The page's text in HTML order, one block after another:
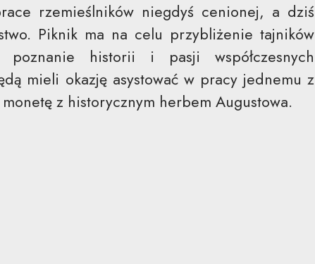
rzemieślników niegdyś cenionej, a dziś
Piknik ma na celu przybliżenie tajników
historii i pasji współczesnych
mieli okazję asystować w pracy jednemu z
z historycznym herbem Augustowa.